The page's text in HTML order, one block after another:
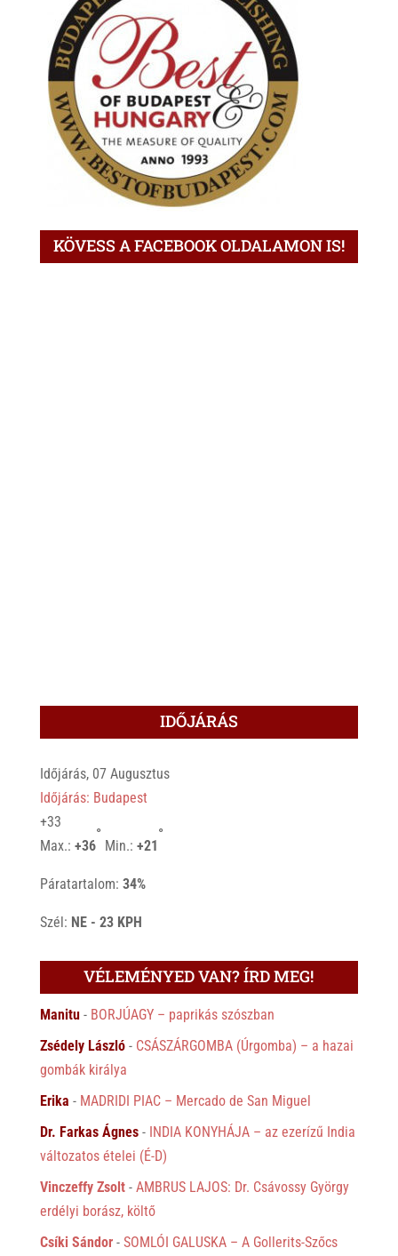
KÖVESS A FACEBOOK OLDALAMON IS!
IDŐJÁRÁS
Időjárás, 07 Augusztus
Időjárás: Budapest
+33
Max.: +36
°
Min.: +21
°
Páratartalom: 34%
Szél: NE - 23 KPH
VÉLEMÉNYED VAN? ÍRD MEG!
Manitu- BORJÚAGY – paprikás szószban
Zsédely László- CSÁSZÁRGOMBA (Úrgomba) – a hazai
gombák királya
Erika - MADRIDI PIAC – Mercado de San Miguel
Dr. Farkas Ágnes- INDIA KONYHÁJA – az ezerízű India
változatos ételei (É-D)
Vinczeffy Zsolt- AMBRUS LAJOS: Dr. Csávossy György
erdélyi borász, költő
Csíki Sándor- SOMLÓI GALUSKA – A Gollerits-Szőcs